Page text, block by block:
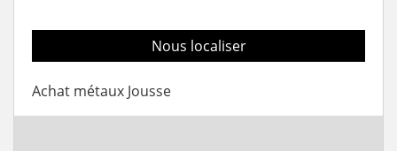
Nous localiser
Achat métaux Jousse